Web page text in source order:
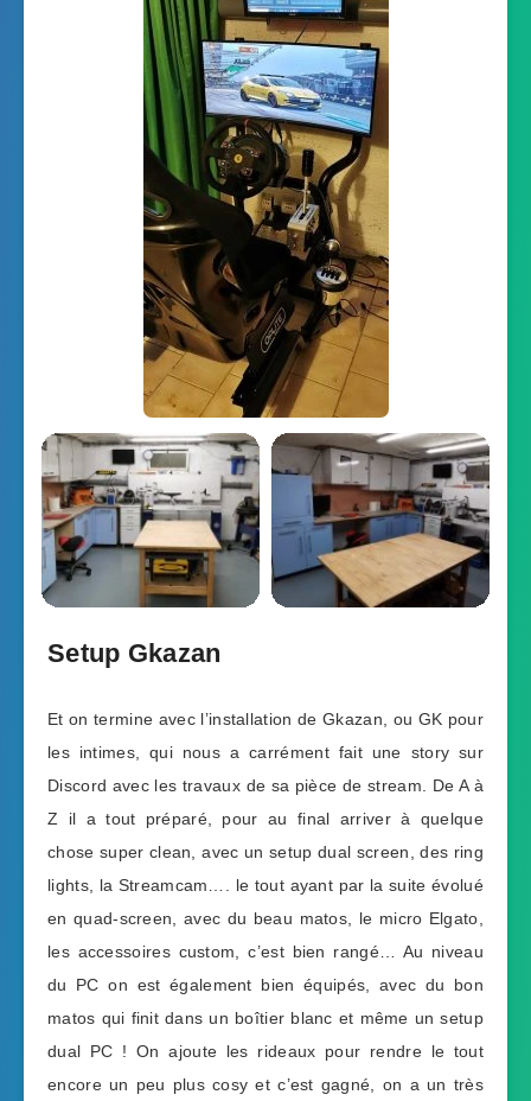
Setup Gkazan
Et on termine avec l’installation de Gkazan, ou GK pour
les intimes, qui nous a carrément fait une story sur
Discord avec les travaux de sa pièce de stream. De A à
Z il a tout préparé, pour au final arriver à quelque
chose super clean, avec un setup dual screen, des ring
lights, la Streamcam…. le tout ayant par la suite évolué
en quad-screen, avec du beau matos, le micro Elgato,
les accessoires custom, c’est bien rangé… Au niveau
du PC on est également bien équipés, avec du bon
matos qui finit dans un boîtier blanc et même un setup
dual PC ! On ajoute les rideaux pour rendre le tout
encore un peu plus cosy et c’est gagné, on a un très